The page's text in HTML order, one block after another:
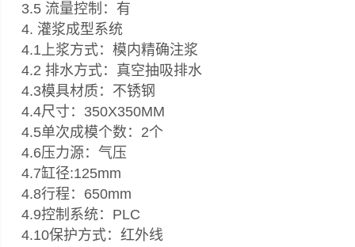
3.5 流量控制：有
4. 灌浆成型系统
4.1上浆方式：模内精确注浆
4.2 排水方式：真空抽吸排水
4.3模具材质：不锈钢
4.4尺寸：350X350MM
4.5单次成模个数：2个
4.6压力源：气压
4.7缸径:125mm
4.8行程：650mm
4.9控制系统：PLC
4.10保护方式：红外线